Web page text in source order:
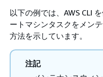
以下の例では、AWS CLI
ートマシンタスクをメン
方法を示しています。
注記